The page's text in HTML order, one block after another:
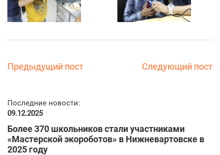
Предыдущий пост Следующий пост
Последние новости:
09.12.2025
Более 370 школьников стали участниками
«Мастерской экороботов» в Нижневартовске в
2025 году